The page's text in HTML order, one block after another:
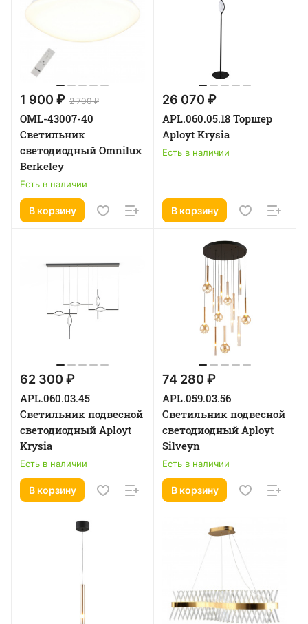
1 900 ₽ 2 700 ₽
OML-43007-40
Светильник
светодиодный Omnilux
Berkeley
Есть в наличии
В корзину
26 070 ₽
APL.060.05.18 Торшер
Aployt Krysia
Есть в наличии
В корзину
62 300 ₽
APL.060.03.45
Светильник подвесной
светодиодный Aployt
Krysia
Есть в наличии
В корзину
74 280 ₽
APL.059.03.56
Светильник подвесной
светодиодный Aployt
Silveyn
Есть в наличии
В корзину